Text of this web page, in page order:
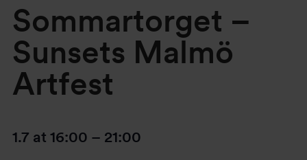
Sommartorget –
Sunsets Malmö
Artfest
1.7 at 16:00 – 21:00